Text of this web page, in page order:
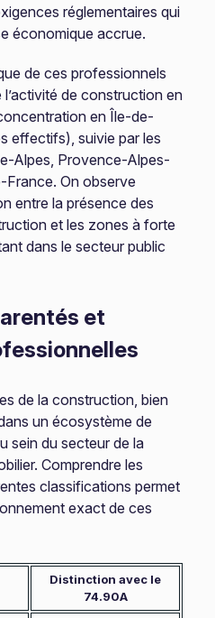
réglementaires qui
économique accrue.
de ces professionnels
de construction en
en Île-de-
effectifs), suivie par les
Alpes, Provence-Alpes-
France. On observe
entre la présence des
et les zones à forte
dans le secteur public
et
de la construction, bien
un écosystème de
sein du secteur de la
Comprendre les
classifications permet
exact de ces
Distinction avec le
74.90A